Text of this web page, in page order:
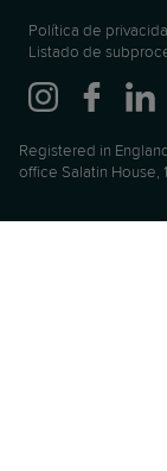
Política de
Listado de
Registered in
office Salatin House,